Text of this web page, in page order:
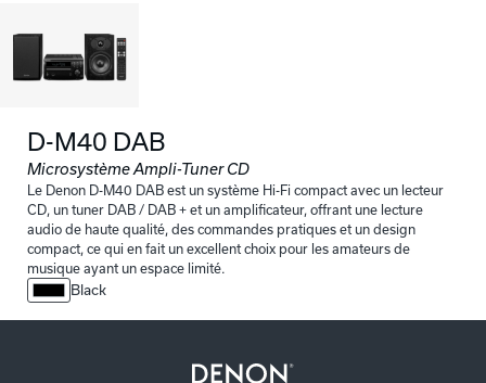
D-M40 DAB
Microsystème Ampli-Tuner CD
Le Denon D-M40 DAB est un système Hi-Fi compact avec un lecteur
CD, un tuner DAB / DAB + et un amplificateur, offrant une lecture
audio de haute qualité, des commandes pratiques et un design
compact, ce qui en fait un excellent choix pour les amateurs de
musique ayant un espace limité.
Black